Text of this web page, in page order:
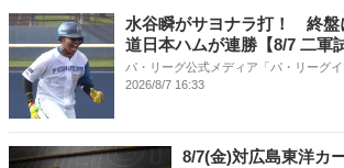
水谷瞬がサヨナラ打！ 終盤
道日本ハムが連勝【8/7 二軍
パ・リーグ公式メディア「パ・リーグイ
2026/8/7 16:33
8/7(金)対広島東洋カ